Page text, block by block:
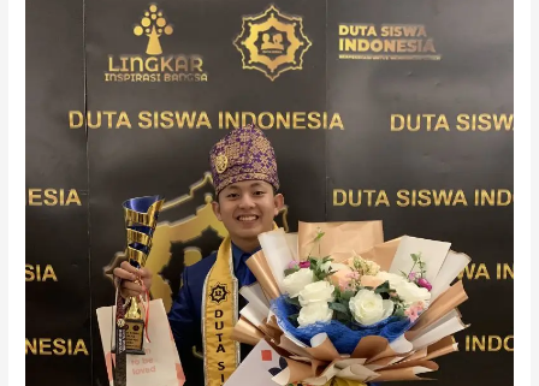
Sejahtera
menjadi
Duta
Siswa
Indonesia
2023